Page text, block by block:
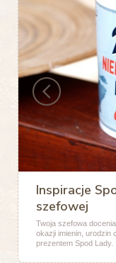
Inspiracje
szefowej
Twoja szefowa
okazji imienin, urodzin
prezentem Spod Lady.